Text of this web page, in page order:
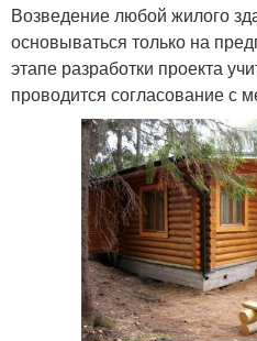
Возведение любой жилого
основываться только на
этапе разработки проекта
проводится согласование с